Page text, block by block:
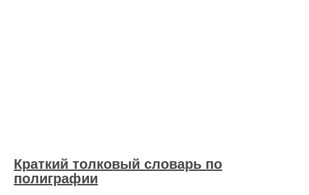
Краткий толковый словарь по
полиграфии